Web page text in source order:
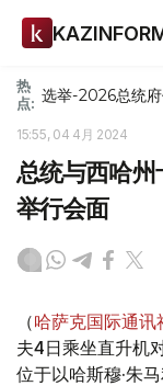
热
点: 选举-2026总统府
15:55, 04 4月 2024
总统与西哈
举行会面
（哈萨克国际通讯
夫4日乘坐直升机
位于以哈斯穆·朱